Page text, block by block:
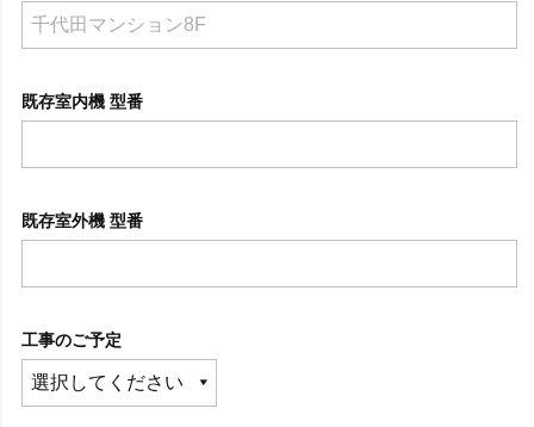
既存室内機 型番
既存室外機 型番
工事のご予定